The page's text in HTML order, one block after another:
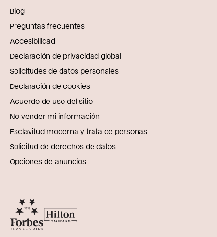
Blog
Preguntas frecuentes
Accesibilidad
Declaración de privacidad global
Solicitudes de datos personales
Declaración de cookies
Acuerdo de uso del sitio
No vender mi información
Esclavitud moderna y trata de personas
Solicitud de derechos de datos
Opciones de anuncios